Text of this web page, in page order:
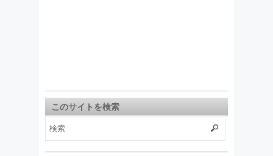
このサイトを検索